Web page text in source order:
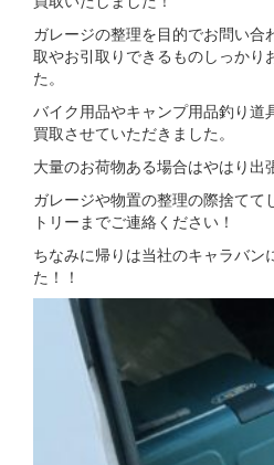
ガレージの整理を目的でお問い合
取やお引取りできるものしっかり
た。
バイク用品やキャンプ用品釣り道
買取させていただきました。
大量のお荷物ある場合はやはり出
ガレージや物置の整理の際捨てて
トリーまでご連絡ください！
ちなみに帰りは当社のキャラバン
た！！